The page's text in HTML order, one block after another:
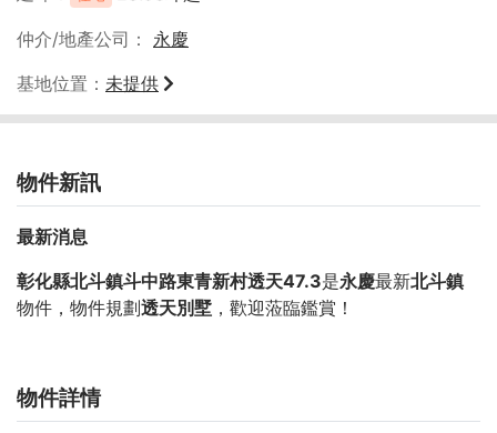
仲介/地產公司
永慶
基地位置
未提供
物件新訊
最新消息
彰化縣北斗鎮斗中路東青新村透天47.3是永慶最新北斗鎮
物件，物件規劃透天別墅 ，歡迎蒞臨鑑賞！
物件詳情